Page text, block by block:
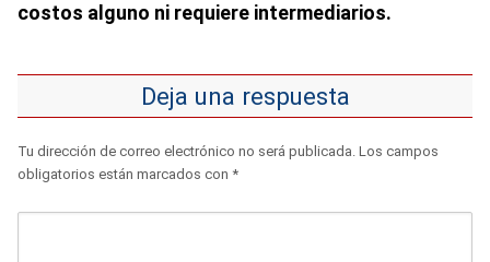
costos alguno ni requiere intermediarios.
Deja una respuesta
Tu dirección de correo electrónico no será publicada. Los campos
obligatorios están marcados con *